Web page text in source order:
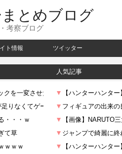
とめブログ
考察ブログ
ト情報 ツイッター
人気記事